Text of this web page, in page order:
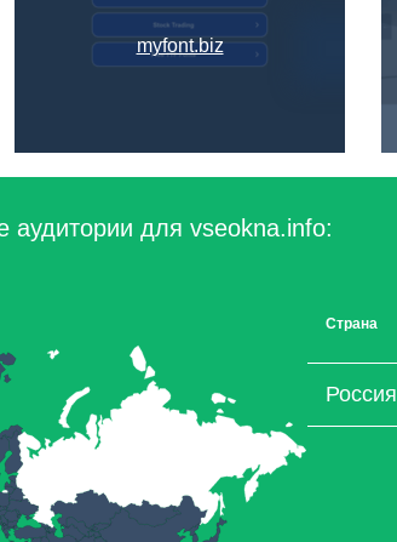
myfont.biz
аудитории для vseokna.info:
Страна
Россия